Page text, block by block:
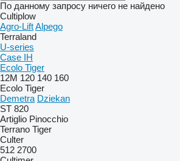
По данному запросу ничего не найдено
Cultiplow
Agro-LiftAlpego
Terraland
U-series
Case IH
Ecolo Tiger
12M 120 140 160
Ecolo Tiger
Demetra Dziekan
ST 820
Artiglio Pinocchio
Terrano Tiger
Culter
512 2700